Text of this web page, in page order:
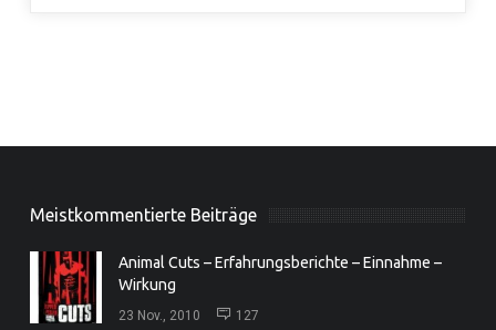
Meistkommentierte Beiträge
Animal Cuts – Erfahrungsberichte – Einnahme –
Wirkung
23 Nov., 2010 127